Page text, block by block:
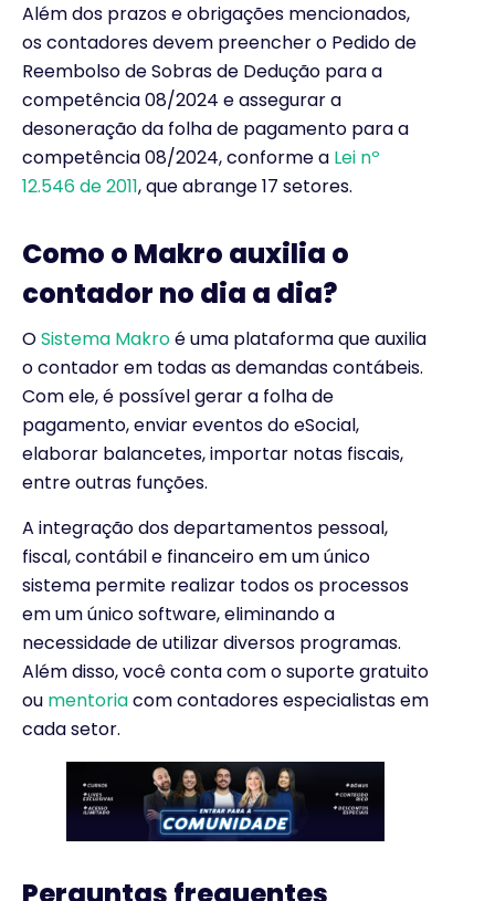
Além dos prazos e obrigações mencionados,
os contadores devem preencher o Pedido de
Reembolso de Sobras de Dedução para a
competência 08/2024 e assegurar a
desoneração da folha de pagamento para a
competência 08/2024, conforme a Lei nº
12.546 de 2011, que abrange 17 setores.
Como o Makro auxilia o
contador no dia a dia?
OSistema Makroé uma plataforma que auxilia
o contador em todas as demandas contábeis.
Com ele, é possível gerar a folha de
pagamento, enviar eventos do eSocial,
elaborar balancetes, importar notas fiscais,
entre outras funções.
A integração dos departamentos pessoal,
fiscal, contábil e financeiro em um único
sistema permite realizar todos os processos
em um único software, eliminando a
necessidade de utilizar diversos programas.
Além disso, você conta com o suporte gratuito
ou mentoriacom contadores especialistas em
cada setor.
Perguntas frequentes